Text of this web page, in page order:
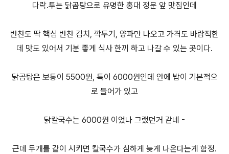
다락.투는 닭곰탕으로 유명한 홍대 정문 앞 맛집인데
반찬도 딱 핵심 반찬 김치, 깍두기, 양파만 나오고 가격도 바람직한
데 맛도 있어서 기분 좋게 식사 한끼 하고 나갈 수 있는 곳이다.
닭곰탕은 보통이 5500원, 특이 6000원인데 안에 밥이 기본적으
로 들어가 있고
닭칼국수는 6000원 이었나 그랬던거 같네 -
근데 두개를 같이 시키면 칼국수가 심하게 늦게 나온다는게 함정.